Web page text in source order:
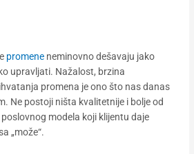
promene neminovno dešavaju jako
upravljati. Nažalost, brzina
promena je ono što nas danas
Ne postoji ništa kvalitetnije i bolje od
modela koji klijentu daje
„može“.